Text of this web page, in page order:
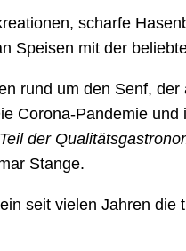
scharfe
Speisen mit der
rund um den Senf,
Corona-Pandemie
der
Stange.
seit vielen Jahren